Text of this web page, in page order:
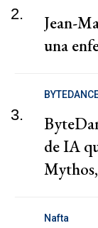
2.
Jean-
una
3.
de IA
Nafta